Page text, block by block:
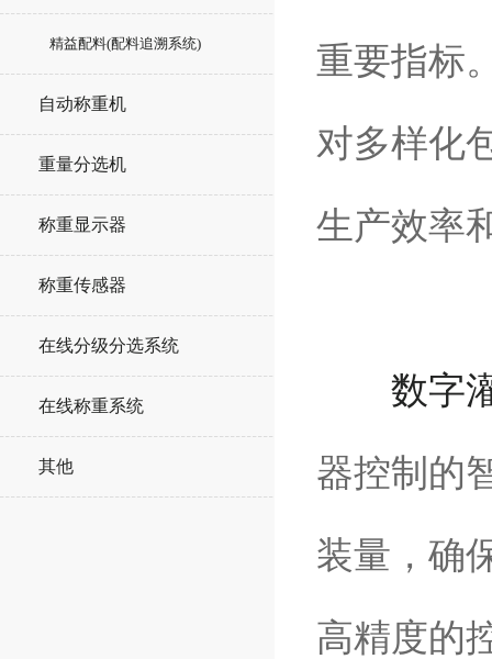
精益配料(配料追溯系统)
自动称重机
重量分选机
称重显示器
称重传感器
在线分级分选系统
在线称重系统
其他
重要指标
对多样化
生产效率
数字
器控制的
装量，确
高精度的